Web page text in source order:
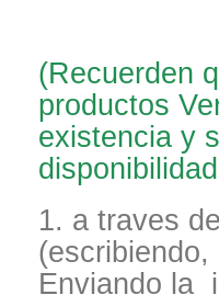
(Recuerden
productos
existencia y
1. a traves
(escribiendo,
Enviando la